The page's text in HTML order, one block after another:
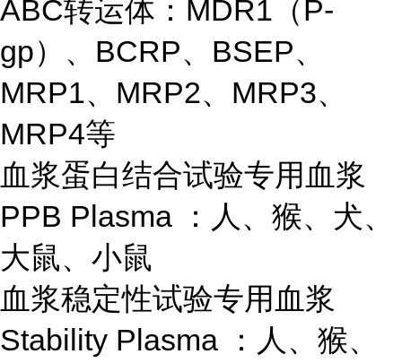
ABC转运体：MDR1（P-
gp）、BCRP、BSEP、
MRP1、MRP2、MRP3、
MRP4等
血浆蛋白结合试验专用血浆
PPB Plasma ：人、猴、犬、
大鼠、小鼠
血浆稳定性试验专用血浆
Stability Plasma ：人、猴、